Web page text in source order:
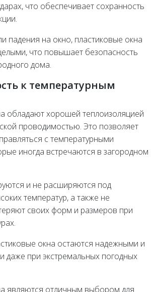
что обеспечивает сохранность
падения на окно, пластиковые окна
что повышает безопасность
дома.
к температурным
обладают хорошей теплоизоляцией
проводимостью. Это позволяет
с температурными
иногда встречаются в загородном
и не расширяются под
температур, а также не
своих форм и размеров при
окна остаются надежными и
даже при экстремальных погодных
являются отличным выбором для